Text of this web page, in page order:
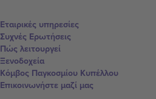
Εταιρικές υπηρεσίες
Συχνές Ερωτήσεις
Πώς λειτουργεί
Ξενοδοχεία
Κόμβος Παγκοσμίου Κυπέλλου
Επικοινωνήστε μαζί μας